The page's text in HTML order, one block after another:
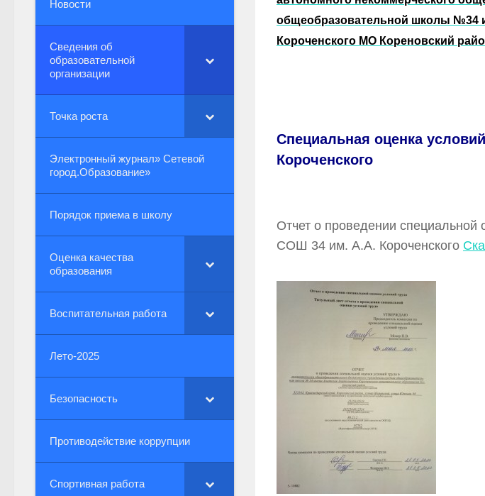
общеобразовательной школы №34
Короченского МО Кореновский
Специальная оценка
Короченского
Отчет о проведении
СОШ 34 им. А.А. Короченского
Новости
Сведения об
образовательной
организации
Точка роста
Электронный журнал» Сетевой
город.Образование»
Порядок приема в школу
Оценка качества
образования
Воспитательная работа
Лето-2025
Безопасность
Противодействие коррупции
Спортивная работа